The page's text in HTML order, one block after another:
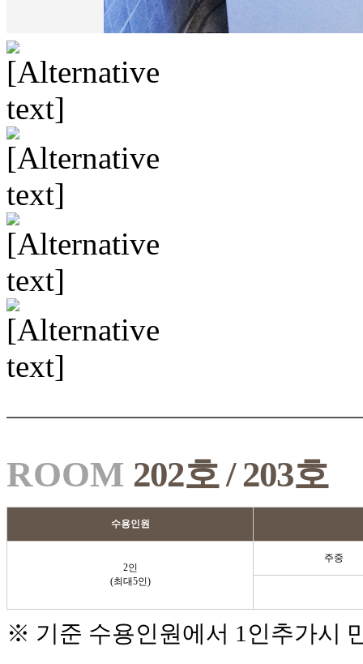
ROOM 202호 / 203호
수용인원
2인
(최대5인)
주중
※ 기준 수용인원에서 1인추가시